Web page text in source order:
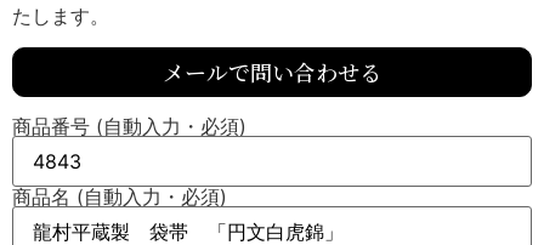
たします。
メールで問い合わせる
商品番号 (自動入力・必須)
商品名 (自動入力・必須)